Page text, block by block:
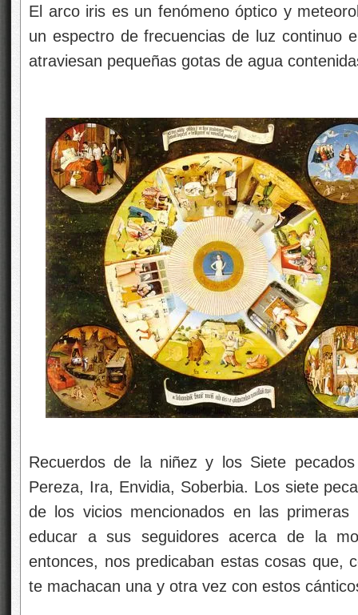
El arco iris es un fenómeno óptico y
un espectro de frecuencias de luz continuo
atraviesan pequeñas gotas de agua
Recuerdos de la niñez y los Siete
Pereza, Ira, Envidia, Soberbia. Los siete
de los vicios mencionados en las primeras
educar a sus seguidores acerca de la
entonces, nos predicaban estas cosas que,
te machacan una y otra vez con estos